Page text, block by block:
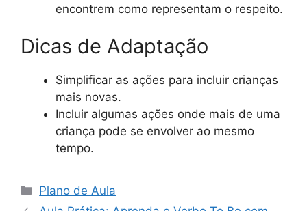
encontrem como representam o respeito.
Dicas de Adaptação
Simplificar as ações para incluir crianças
mais novas.
Incluir algumas ações onde mais de uma
criança pode se envolver ao mesmo
tempo.
Categorias
Plano de Aula